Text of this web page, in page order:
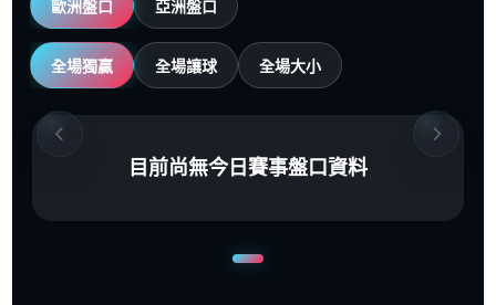
歐洲盤口 亞洲盤口
全場獨贏 全場讓球 全場大小
目前尚無今日賽事盤口資料